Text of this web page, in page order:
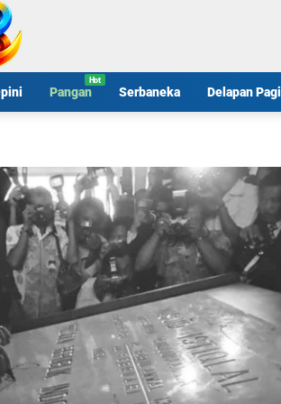
Pangan Serbaneka Delapan Pagi